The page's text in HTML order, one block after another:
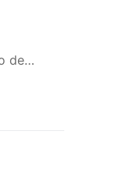
de…